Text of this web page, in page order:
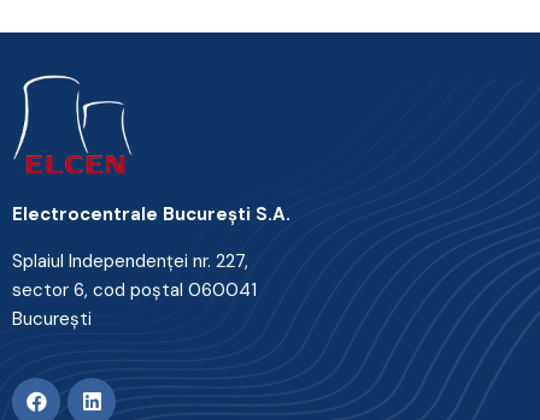
Electrocentrale Bucureşti S.A.
Splaiul Independenţei nr. 227,
sector 6, cod poştal 060041
Bucureşti